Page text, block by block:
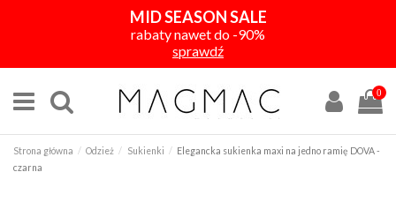
MID SEASON SALE
rabaty nawet do -90%
sprawdź
0
Strona główna Odzież Sukienki
Elegancka sukienka maxi na jedno ramię DOVA -
czarna